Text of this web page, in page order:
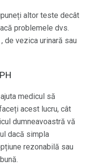
altor teste decât
problemele dvs.
, de vezica urinară sau
medicul să
acest lucru, cât
dumneavoastră vă
dacă simpla
rezonabilă sau